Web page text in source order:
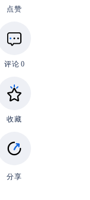
点赞
评论 0
收藏
分享